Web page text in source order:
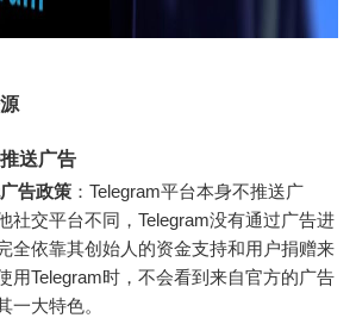
送广告
告政策 ：Telegram平台本身不推送广
社交平台不同，Telegram没有通过广告进
全依靠其创始人的资金支持和用户捐赠来
用Telegram时，不会看到来自官方的广告
一大特色。